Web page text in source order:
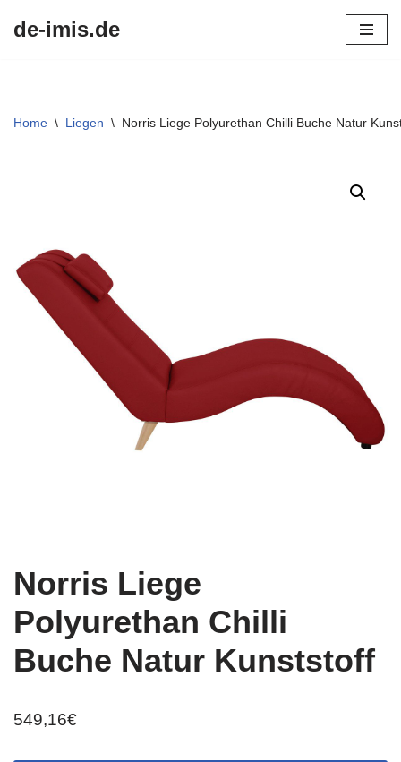
de-imis.de
Home \ Liegen \ Norris Liege Polyurethan Chilli Buche Natur
Norris Liege
Polyurethan Chilli
Buche Natur Kunststoff
549,16€